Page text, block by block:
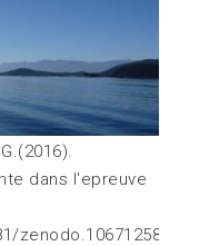
dans l'epreuve
zenodo.10671258